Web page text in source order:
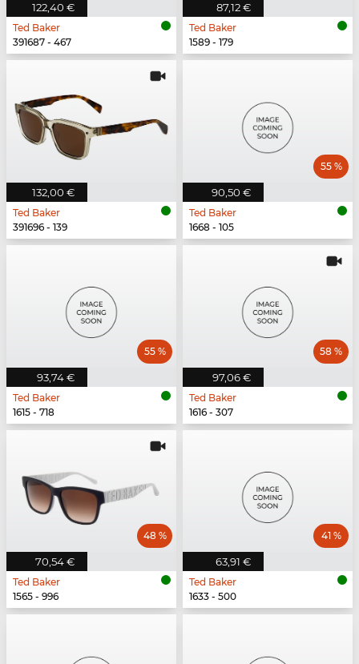
122,40 €
Ted Baker
391687 - 467
87,12 €
Ted Baker
1589 - 179
132,00 €
Ted Baker
391696 - 139
90,50 €
55 %
Ted Baker
1668 - 105
93,74 €
55 %
Ted Baker
1615 - 718
97,06 €
58 %
Ted Baker
1616 - 307
70,54 €
48 %
Ted Baker
1565 - 996
63,91 €
41 %
Ted Baker
1633 - 500